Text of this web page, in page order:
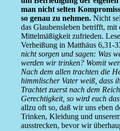
man nicht selten
so genau zu nehmen.Nicht
das Glaubensleben betrifft, mit
Mittelmäßigkeit zufrieden.
Verheißung in Matthäus 6,31-
nicht sorgen und sagen: Was
werden wir trinken? Womit
Nach dem allen trachten die
himmlischer Vater weiß, dass
Trachtet zuerst nach dem
Gerechtigkeit, so wird euch
allzu oft so, daß wir uns eben
Trinken, Kleidung und
ausstrecken, bevor wir